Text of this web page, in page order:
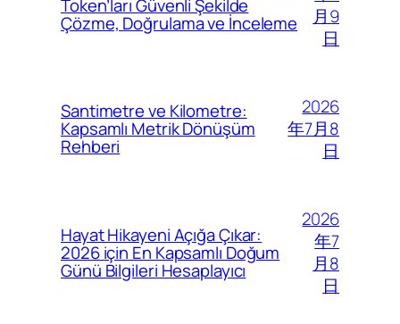
Token’ları Güvenli Şekilde
Çözme, Doğrulama ve İnceleme
月9
日
Santimetre ve Kilometre:
Kapsamlı Metrik Dönüşüm
Rehberi
2026
年7月8
日
Hayat Hikayeni Açığa Çıkar:
2026 için En Kapsamlı Doğum
Günü Bilgileri Hesaplayıcı
2026
年7
月8
日